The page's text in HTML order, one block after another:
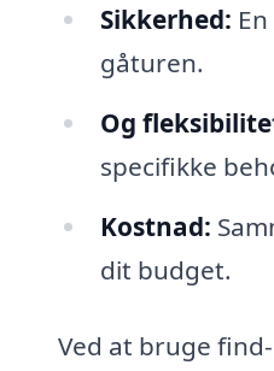
Sikkerhed:
gåturen.
Og
specifikke
Kostnad:
dit budget.
Ved at bruge